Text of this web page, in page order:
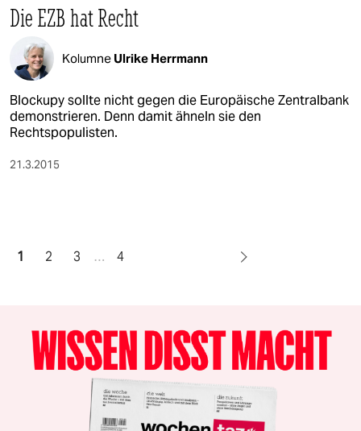
Die EZB hat Recht
Kolumne Ulrike Herrmann
Blockupy sollte nicht gegen die Europäische Zentralbank
demonstrieren. Denn damit ähneln sie den
Rechtspopulisten.
21.3.2015
1 2 3 … 4